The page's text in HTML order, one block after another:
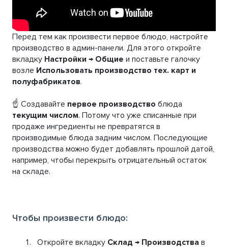
Перед тем как произвести первое блюдо, настройте
производство в админ-панели. Для этого откройте
вкладку Настройки → Общие и поставьте галочку
возле Использовать производство тех. карт и
полуфабрикатов.
☝️ Создавайте первое производство блюда
текущим числом. Потому что уже списанные при
продаже ингредиенты не превратятся в
производимые блюда задним числом. Последующие
производства можно будет добавлять прошлой датой,
например, чтобы перекрыть отрицательный остаток
на складе.
Чтобы произвести блюдо:
Откройте вкладку Склад → Производства в